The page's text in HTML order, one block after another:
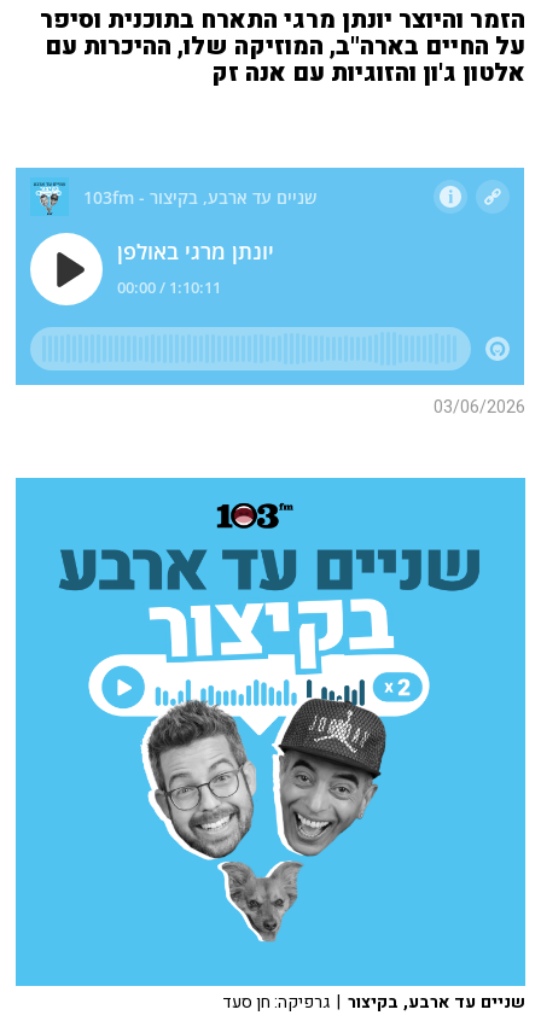
הזמר והיוצר יונתן מרגי התארח בתוכנית וסיפר
על החיים בארה"ב, המוזיקה שלו, ההיכרות עם
אלטון ג'ון והזוגיות עם אנה זק
03/06/2026
שניים עד ארבע, בקיצור | גרפיקה: חן סעד